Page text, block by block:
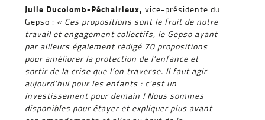
Julie Ducolomb-Péchalrieux, vice-présidente du
Gepso : « Ces propositions sont le fruit de notre
travail et engagement collectifs, le Gepso ayant
par ailleurs également rédigé 70 propositions
pour améliorer la protection de l’enfance et
sortir de la crise que l’on traverse. Il faut agir
aujourd’hui pour les enfants : c’est un
investissement pour demain ! Nous sommes
disponibles pour étayer et expliquer plus avant